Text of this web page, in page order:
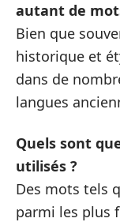
autant de
Bien que
historique et
dans de
langues
Quels sont
utilisés ?
Des mots tels
parmi les plus